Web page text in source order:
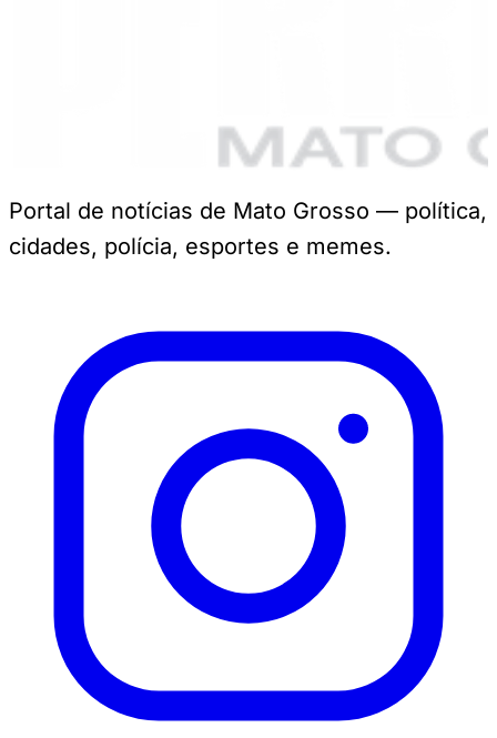
Portal de notícias de Mato Grosso — política,
cidades, polícia, esportes e memes.